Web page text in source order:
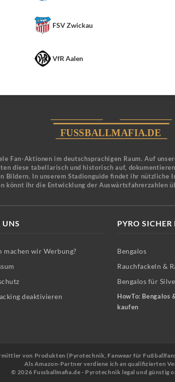
FSV Zwickau
VfR Aalen
Fan-Aktionen im deutschsprachigen Raum. Auf
diese tabellarisch und historisch auf,
Bildern. In unserem Stadionguide findet ihr
könnt ihr die Entwicklung der Auswärtsfahrerzahlen
UNS
machen wir Werbung?
deaktivieren
PYRO SICHER
Bengalos
Rauchfackeln &
Bengalos für
HowTo: Bengalos
kaufen
von Produkten (Pyrotechnik, Fanwear für
Als Amazon-Partner verdiene ich an qualifizierten
© 2026 Fussballmafia.de - Pyrotechnik legal und günstig